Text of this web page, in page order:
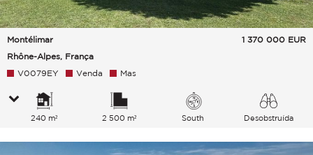
Montélimar
Rhône-Alpes, França
1 370 000 EUR
V0079EY Venda Mas
240 m² 2 500 m² South
Desobstruída